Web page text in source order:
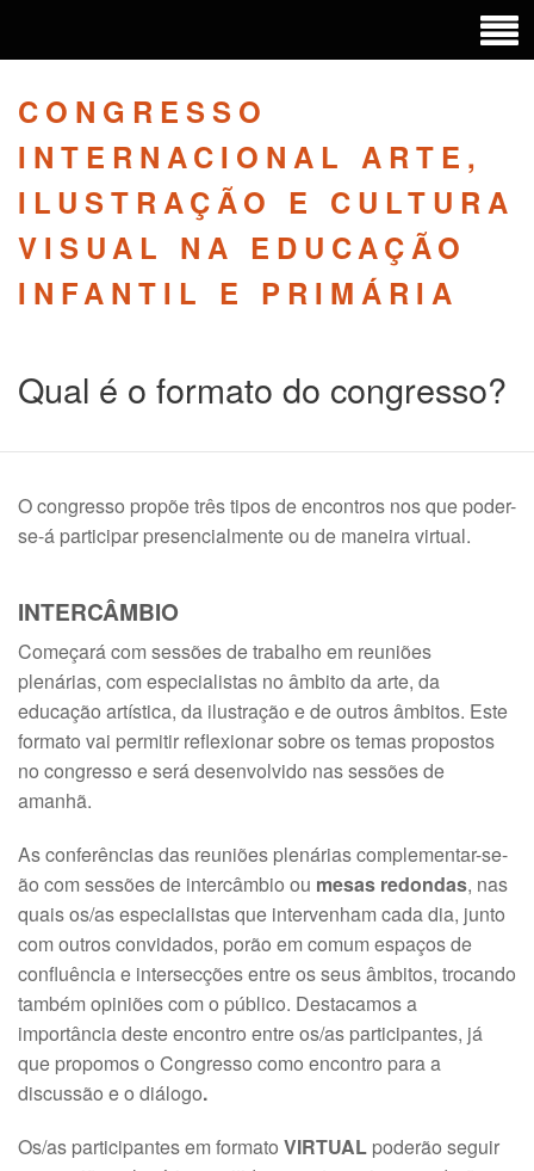
CONGRESSO
INTERNACIONAL ARTE,
ILUSTRAÇÃO E CULTURA
VISUAL NA EDUCAÇÃO
INFANTIL E PRIMÁRIA
Qual é o formato do congresso?
O congresso propõe três tipos de encontros nos que poder-
se-á participar presencialmente ou de maneira virtual.
INTERCÂMBIO
Começará com sessões de trabalho em reuniões
plenárias, com especialistas no âmbito da arte, da
educação artística, da ilustração e de outros âmbitos. Este
formato vai permitir reflexionar sobre os temas propostos
no congresso e será desenvolvido nas sessões de
amanhã.
As conferências das reuniões plenárias complementar-se-
ão com sessões de intercâmbio ou mesas redondas, nas
quais os/as especialistas que intervenham cada dia, junto
com outros convidados, porão em comum espaços de
confluência e intersecções entre os seus âmbitos, trocando
também opiniões com o público. Destacamos a
importância deste encontro entre os/as participantes, já
que propomos o Congresso como encontro para a
discussão e o diálogo.
Os/as participantes em formato VIRTUAL poderão seguir